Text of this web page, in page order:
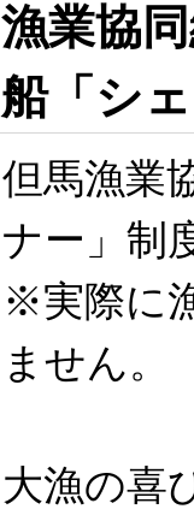
漁業協
船「シ
但馬漁業
ナー」制
※実際に
ません。
大漁の喜